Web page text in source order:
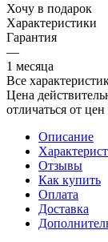
Хочу в подарок
Характеристики
Гарантия
—
1 месяца
Все
Цена
отличаться от
Описание
Отзывы
Как купить
Оплата
Доставка